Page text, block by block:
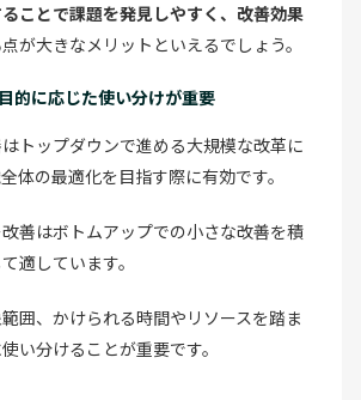
ことで課題を発見しやすく、改善効果
点が大きなメリットといえるでしょう。
的に応じた使い分けが重要
トップダウンで進める大規模な改革に
体の最適化を目指す際に有効です。
善はボトムアップでの小さな改善を積
適しています。
囲、かけられる時間やリソースを踏ま
い分けることが重要です。